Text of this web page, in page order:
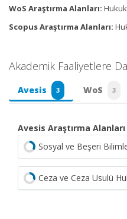
WoS Araştırma Alanları: Hukuk
Scopus Araştırma Alanları:
Akademik Faaliyetlere
Avesis 3 WoS 3
Avesis Araştırma Alanları
Sosyal ve Beşeri
Ceza ve Ceza Usulü